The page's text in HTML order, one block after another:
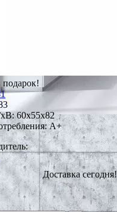
подарок!
60x55x82
A+
Доставка сегодня!